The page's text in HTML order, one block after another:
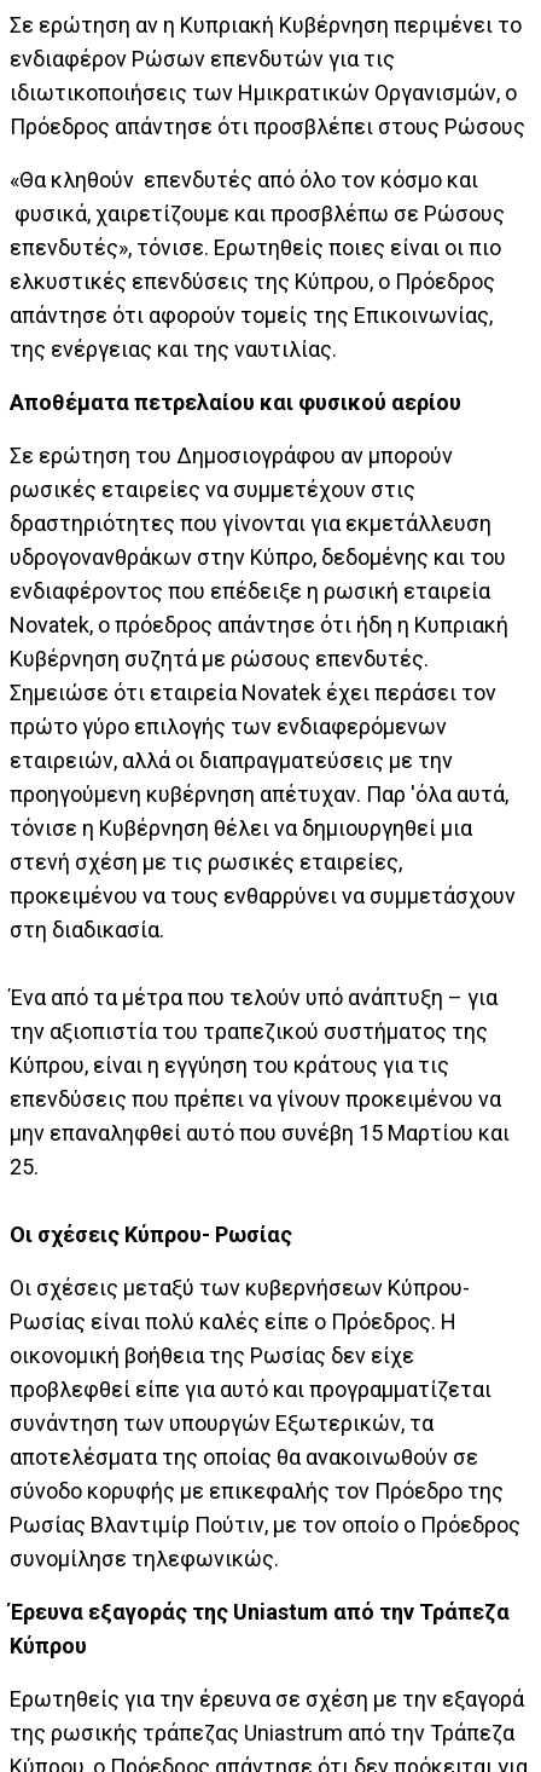
Σε ερώτηση αν η Κυπριακή Κυβέρνηση περιμένει το
ενδιαφέρον Ρώσων επενδυτών για τις
ιδιωτικοποιήσεις των Ημικρατικών Οργανισμών, ο
Πρόεδρος απάντησε ότι προσβλέπει στους Ρώσους
«Θα κληθούν επενδυτές από όλο τον κόσμο και
φυσικά, χαιρετίζουμε και προσβλέπω σε Ρώσους
επενδυτές», τόνισε. Ερωτηθείς ποιες είναι οι πιο
ελκυστικές επενδύσεις της Κύπρου, ο Πρόεδρος
απάντησε ότι αφορούν τομείς της Επικοινωνίας,
της ενέργειας και της ναυτιλίας.
Αποθέματα πετρελαίου και φυσικού αερίου
Σε ερώτηση του Δημοσιογράφου αν μπορούν
ρωσικές εταιρείες να συμμετέχουν στις
δραστηριότητες που γίνονται για εκμετάλλευση
υδρογονανθράκων στην Κύπρο, δεδομένης και του
ενδιαφέροντος που επέδειξε η ρωσική εταιρεία
Novatek, ο πρόεδρος απάντησε ότι ήδη η Κυπριακή
Κυβέρνηση συζητά με ρώσους επενδυτές.
Σημειώσε ότι εταιρεία Novatek έχει περάσει τον
πρώτο γύρο επιλογής των ενδιαφερόμενων
εταιρειών, αλλά οι διαπραγματεύσεις με την
προηγούμενη κυβέρνηση απέτυχαν. Παρ 'όλα αυτά,
τόνισε η Κυβέρνηση θέλει να δημιουργηθεί μια
στενή σχέση με τις ρωσικές εταιρείες,
προκειμένου να τους ενθαρρύνει να συμμετάσχουν
στη διαδικασία.
Ένα από τα μέτρα που τελούν υπό ανάπτυξη – για
την αξιοπιστία του τραπεζικού συστήματος της
Κύπρου, είναι η εγγύηση του κράτους για τις
επενδύσεις που πρέπει να γίνουν προκειμένου να
μην επαναληφθεί αυτό που συνέβη 15 Μαρτίου και
25.
Οι σχέσεις Κύπρου- Ρωσίας
Οι σχέσεις μεταξύ των κυβερνήσεων Κύπρου-
Ρωσίας είναι πολύ καλές είπε ο Πρόεδρος. Η
οικονομική βοήθεια της Ρωσίας δεν είχε
προβλεφθεί είπε για αυτό και προγραμματίζεται
συνάντηση των υπουργών Εξωτερικών, τα
αποτελέσματα της οποίας θα ανακοινωθούν σε
σύνοδο κορυφής με επικεφαλής τον Πρόεδρο της
Ρωσίας Βλαντιμίρ Πούτιν, με τον οποίο ο Πρόεδρος
συνομίλησε τηλεφωνικώς.
Έρευνα εξαγοράς της Uniastum από την Τράπεζα
Κύπρου
Ερωτηθείς για την έρευνα σε σχέση με την εξαγορά
της ρωσικής τράπεζας Uniastrum από την Τράπεζα
Κύπρου, ο Πρόεδρος απάντησε ότι δεν πρόκειται για